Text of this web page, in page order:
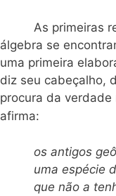
As primeiras
álgebra se
uma primeira
diz seu cabeçalho,
procura da verdade
afirma:
os antigos
uma espécie
que não a